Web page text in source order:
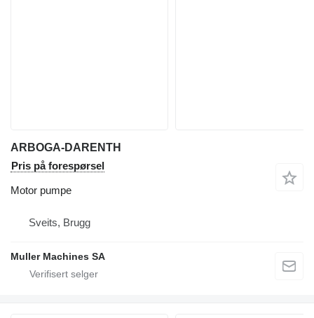
ARBOGA-DARENTH
Pris på forespørsel
Motor pumpe
Sveits, Brugg
Muller Machines SA